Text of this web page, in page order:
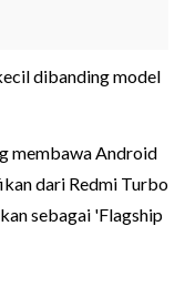
dibanding model
membawa Android
dari Redmi Turbo
sebagai 'Flagship